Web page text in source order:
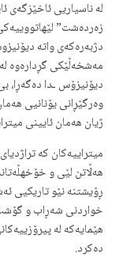
لە ناسیاریی ئاخێزگەی
زەردەشت”
دژبەرەكەی واتە
مەشخەڵێكی گڕدارەوە
دیۆنیزۆس ـدا
وەرگێڕانی یۆنانیی
ژیان هەمان ئایینی
میتراییەكان كە
هەڵاتن لێی و
ڕۆیشتنە نێو تاریكیی
خواردنی شەڕاب و
هێمایەكە لە
دەكرد.